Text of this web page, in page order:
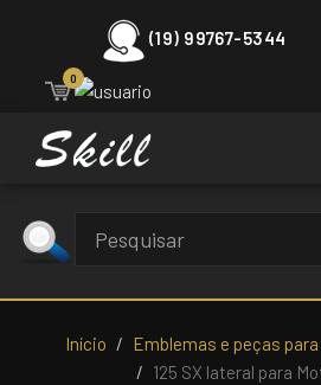
(19) 99767-5344
0
Início
Emblemas e peças
125 SX lateral para